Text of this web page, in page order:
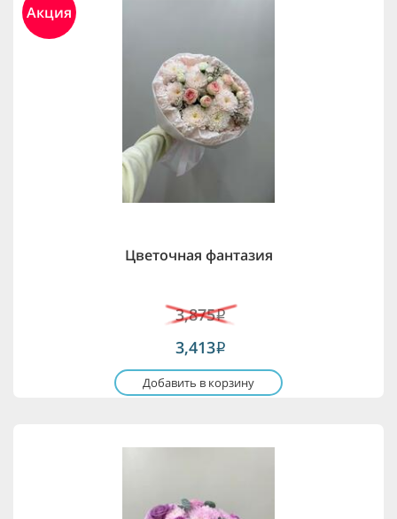
Акция
Цветочная фантазия
3,875i
3,413i
Добавить в корзину